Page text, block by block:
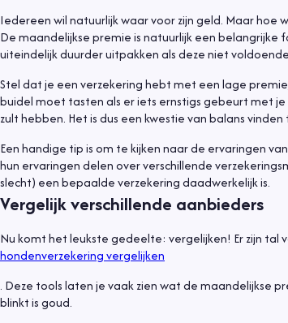
Iedereen wil natuurlijk waar voor zijn geld. Maar
De maandelijkse premie is natuurlijk een
uiteindelijk duurder uitpakken als deze niet
Stel dat je een verzekering hebt met een lage
buidel moet tasten als er iets ernstigs gebeurt met
zult hebben. Het is dus een kwestie van balans
Een handige tip is om te kijken naar de ervaringen
hun ervaringen delen over verschillende
slecht) een bepaalde verzekering daadwerkelijk is.
Vergelijk verschillende aanbieders
Nu komt het leukste gedeelte: vergelijken! Er zijn tal
hondenverzekering vergelijken
. Deze tools laten je vaak zien wat de maandelijkse
blinkt is goud.